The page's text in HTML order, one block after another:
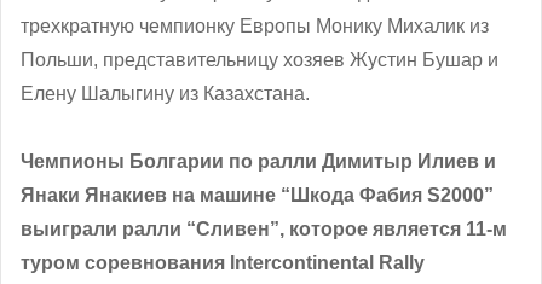
трехкратную чемпионку Европы Монику Михалик из
Польши, представительницу хозяев Жустин Бушар и
Елену Шалыгину из Казахстана.
Чемпионы Болгарии по ралли Димитыр Илиев и
Янаки Янакиев на машине “Шкода Фабия S2000”
выиграли ралли “Сливен”, которое является 11-м
туром соревнования Intercontinental Rally